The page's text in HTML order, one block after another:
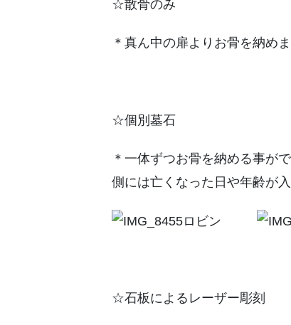
☆散骨のみ
＊真ん中の扉よりお骨を納め
☆個別墓石
＊一体ずつお骨を納める事が
側には亡くなった日や年齢が入
☆石板によるレーザー彫刻